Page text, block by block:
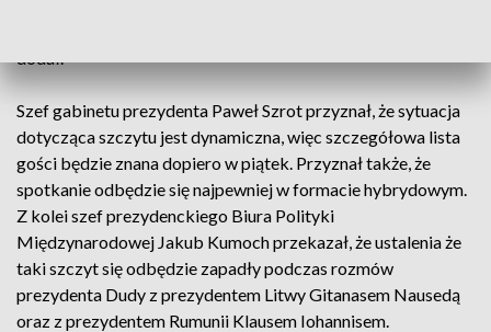
dodał.
Szef gabinetu prezydenta Paweł Szrot przyznał, że sytuacja
dotycząca szczytu jest dynamiczna, więc szczegółowa lista
gości będzie znana dopiero w piątek. Przyznał także, że
spotkanie odbędzie się najpewniej w formacie hybrydowym.
Z kolei szef prezydenckiego Biura Polityki
Międzynarodowej Jakub Kumoch przekazał, że ustalenia że
taki szczyt się odbędzie zapadły podczas rozmów
prezydenta Dudy z prezydentem Litwy Gitanasem Nausedą
oraz z prezydentem Rumunii Klausem Iohannisem.